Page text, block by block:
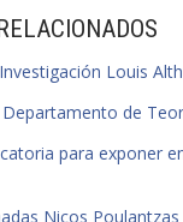
Louis
de
para exponer
Nicos Poulantzas